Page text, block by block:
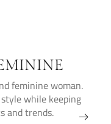
feminine woman.
while keeping
and trends.